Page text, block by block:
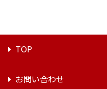
TOP
お問い合わせ